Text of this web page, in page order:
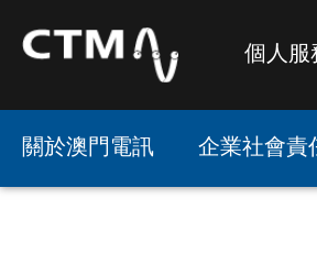
個人服
關於澳門電訊 企業社會責